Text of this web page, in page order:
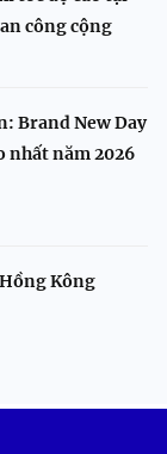
công cộng
Brand New Day
nhất năm 2026
Kông